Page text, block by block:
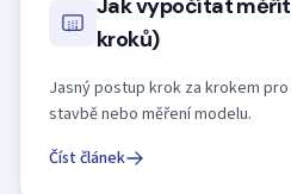
Jak vypočítat
kroků)
Jasný postup krok za krokem
stavbě nebo měření modelu.
Číst článek